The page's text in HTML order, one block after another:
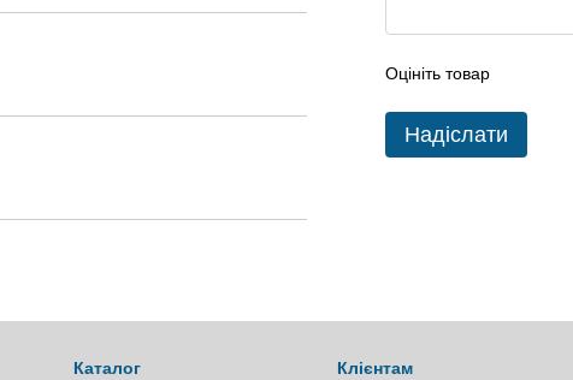
Оцініть товар
Надіслати
Каталог Клієнтам